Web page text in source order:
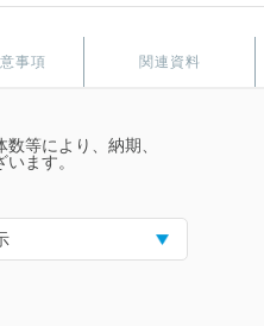
事項 関連資料
等により、納期、
ます。